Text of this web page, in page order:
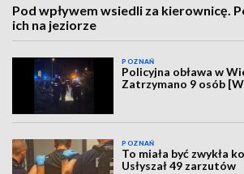
Pod wpływem wsiedli za kierownicę.
ich na jeziorze
POZNAŃ
Policyjna obława w
Zatrzymano 9 osób
POZNAŃ
To miała być zwykła
Usłyszał 49 zarzutów